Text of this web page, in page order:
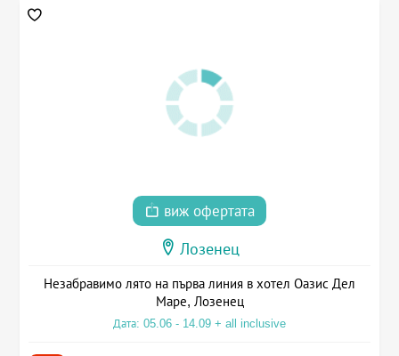
виж офертата
Лозенец
Незабравимо лято на първа линия в хотел Оазис Дел
Маре, Лозенец
Дата: 05.06 - 14.09 + all inclusive